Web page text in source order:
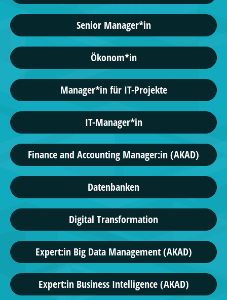
Senior Manager*in
Ökonom*in
Manager*in für IT-Projekte
IT-Manager*in
Finance and Accounting Manager:in (AKAD)
Datenbanken
Digital Transformation
Expert:in Big Data Management (AKAD)
Expert:in Business Intelligence (AKAD)